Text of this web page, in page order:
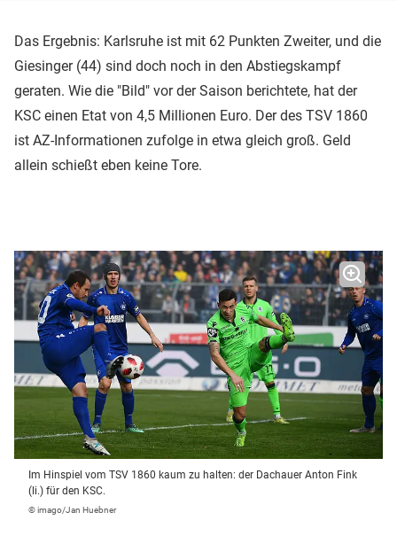
Das Ergebnis: Karlsruhe ist mit 62 Punkten Zweiter, und die
Giesinger (44) sind doch noch in den Abstiegskampf
geraten. Wie die "Bild" vor der Saison berichtete, hat der
KSC einen Etat von 4,5 Millionen Euro. Der des TSV 1860
ist AZ-Informationen zufolge in etwa gleich groß. Geld
allein schießt eben keine Tore.
Im Hinspiel vom TSV 1860 kaum zu halten: der Dachauer Anton Fink
(li.) für den KSC.
© imago/Jan Huebner